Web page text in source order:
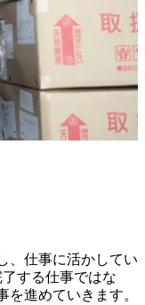
、仕事に活かしてい
する仕事ではな
を進めていきます。